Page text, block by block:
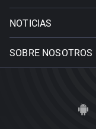
NOTICIAS
SOBRE NOSOTROS